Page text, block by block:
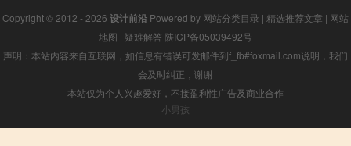
Copyright © 2012 - 2026 设计前沿 Powered by 网站分类目录 | 精选推荐文章 | 网站
地图 | 疑难解答 陕ICP备05039492号
声明：本站内容来自互联网，如信息有错误可发邮件到f_fb#foxmail.com说明，我们
会及时纠正，谢谢
本站仅为个人兴趣爱好，不接盈利性广告及商业合作
小男孩